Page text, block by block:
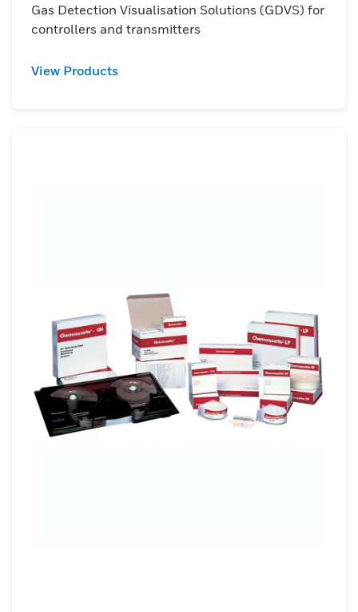
Gas Detection Visualisation Solutions (GDVS) for
controllers and transmitters
View Products